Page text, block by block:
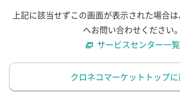
上記に該当せずこの画面が表示された場合
へお問い合わせください。
サービスセンター一覧
クロネコマーケットトップに